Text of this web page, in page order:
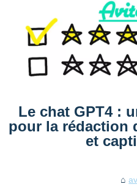
Le chat GPT4 :
pour la rédaction
et